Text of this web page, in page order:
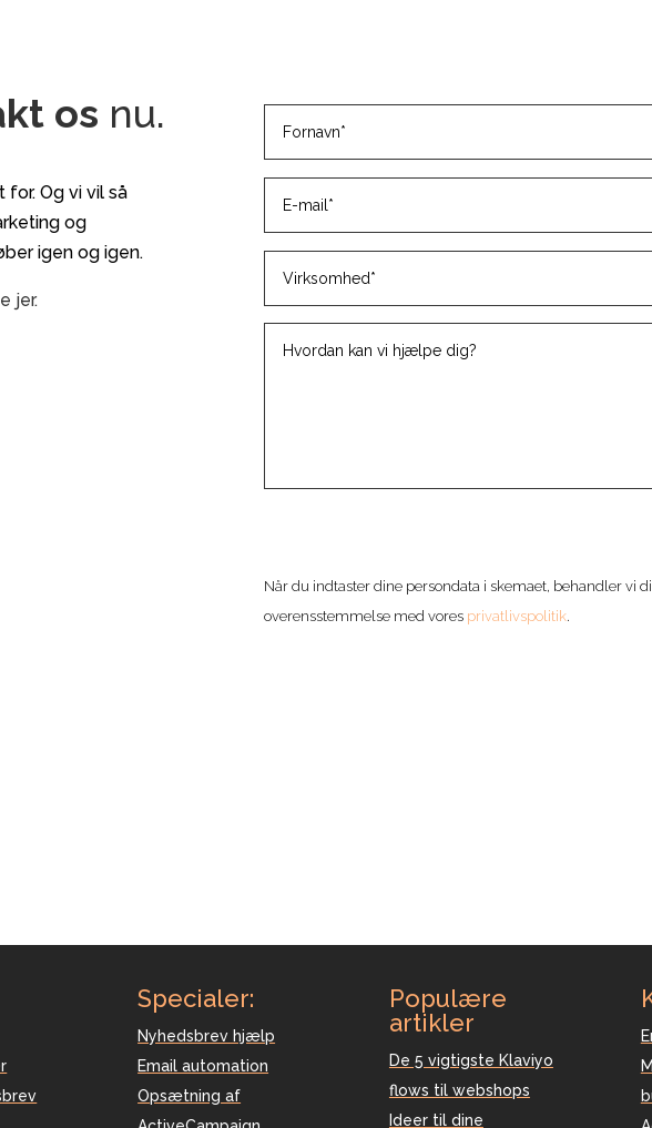
os nu.
Og vi vil så
og
igen og igen.
jer.
Når du indtaster dine persondata i skemaet, behandler vi
overensstemmelse med vores privatlivspolitik.
Specialer:
Nyhedsbrev hjælp
Email automation
Opsætning af
Populære
artikler
De 5 vigtigste Klaviyo
flows til webshops
Ideer til dine